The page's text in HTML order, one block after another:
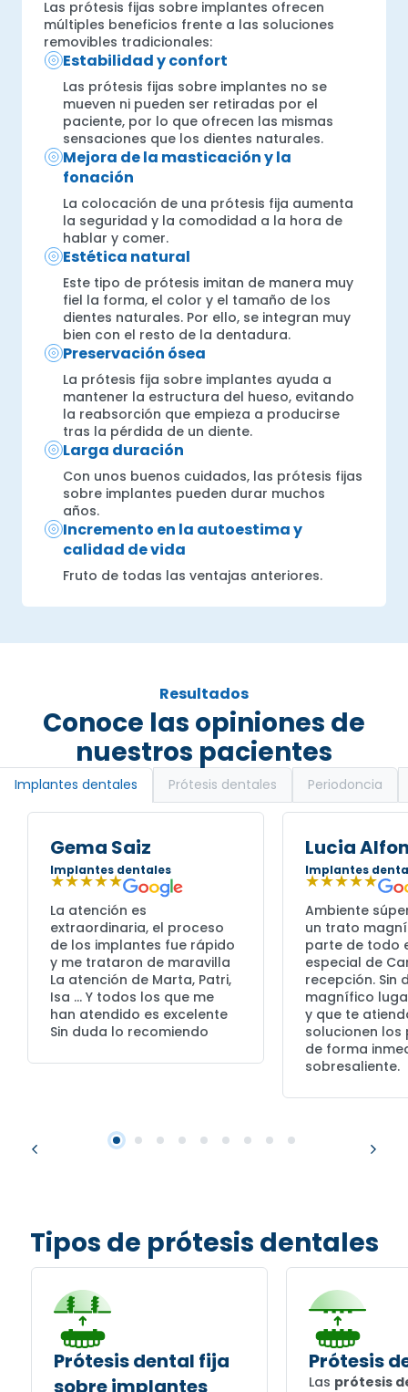
Las prótesis fijas sobre implantes ofrecen
múltiples beneficios frente a las soluciones
removibles tradicionales:
Estabilidad y confort
Las prótesis fijas sobre implantes no se
mueven ni pueden ser retiradas por el
paciente, por lo que ofrecen las mismas
sensaciones que los dientes naturales.
Mejora de la masticación y la
fonación
La colocación de una prótesis fija aumenta
la seguridad y la comodidad a la hora de
hablar y comer.
Estética natural
Este tipo de prótesis imitan de manera muy
fiel la forma, el color y el tamaño de los
dientes naturales. Por ello, se integran muy
bien con el resto de la dentadura.
Preservación ósea
La prótesis fija sobre implantes ayuda a
mantener la estructura del hueso, evitando
la reabsorción que empieza a producirse
tras la pérdida de un diente.
Larga duración
Con unos buenos cuidados, las prótesis fijas
sobre implantes pueden durar muchos
años.
Incremento en la autoestima y
calidad de vida
Fruto de todas las ventajas anteriores.
Resultados
Conoce las opiniones de
nuestros pacientes
Implantes dentales Prótesis dentales Periodoncia
Gema Saiz
Implantes dentales
★★★★★
La atención es
extraordinaria, el proceso
de los implantes fue rápido
y me trataron de maravilla
La atención de Marta, Patri,
Isa … Y todos los que me
han atendido es excelente
Sin duda lo recomiendo
Lucia
Implantes
★★★★★
Ambiente
un trato
parte de todo
especial de
recepción. Sin
magnífico
y que te
solucionen los
de forma
sobresaliente.
Tipos de prótesis dentales
Prótesis dental fija
sobre implantes
Prótesis
Las prótesis